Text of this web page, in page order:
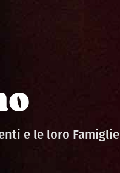
e le loro Famiglie